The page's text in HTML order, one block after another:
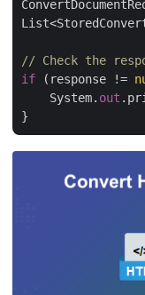
// Check the
if (response !=
    System.
out